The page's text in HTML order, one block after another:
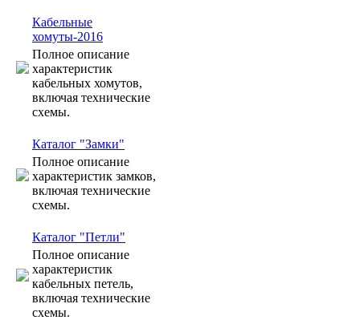
Кабельные
хомуты-2016
Полное описание
характеристик
кабельных хомутов,
включая технические
схемы.
Каталог "Замки"
Полное описание
характеристик замков,
включая технические
схемы.
Каталог "Петли"
Полное описание
характеристик
кабельных петель,
включая технические
схемы.